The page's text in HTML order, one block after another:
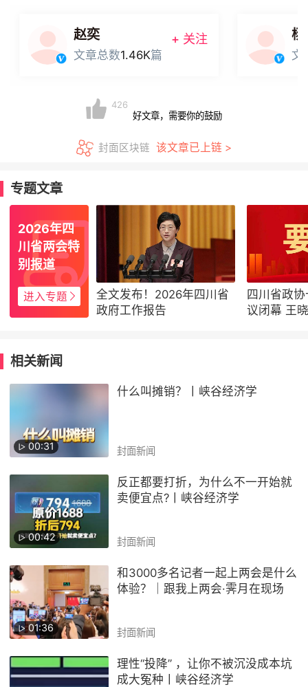
赵奕
文章总数1.46K篇
+ 关注 杨
文
426
好文章，需要你的鼓励
封面区块链 该文章已上链 >
专题文章
2026年四
川省两会特
别报道
进入专题
全文发布！2026年四川省
政府工作报告
四川省政
议闭幕 王
相关新闻
00:31
什么叫摊销？丨峡谷经济学
封面新闻
00:42
反正都要打折，为什么不一开始就
卖便宜点?丨峡谷经济学
封面新闻
01:36
和3000多名记者一起上两会是什么
体验？｜跟我上两会·霁月在现场
封面新闻
理性“投降” ，让你不被沉没成本坑
成大冤种丨峡谷经济学